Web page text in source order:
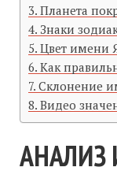
Планета
Знаки
Цвет имени
Как
Склонение
Видео
АНАЛИЗ